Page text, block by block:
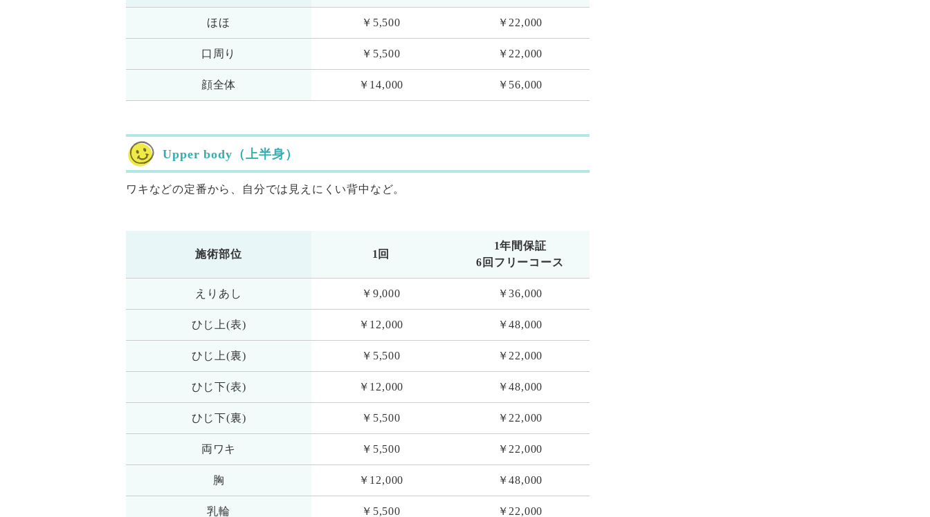
ほほ ￥5,500 ￥22,000
口周り ￥5,500 ￥22,000
顔全体 ￥14,000 ￥56,000
Upper body（上半身）
ワキなどの定番から、自分では見えにくい背中など。
施術部位 1回
1年間保証
6回フリーコース
えりあし ￥9,000 ￥36,000
ひじ上(表) ￥12,000 ￥48,000
ひじ上(裏) ￥5,500 ￥22,000
ひじ下(表) ￥12,000 ￥48,000
ひじ下(裏) ￥5,500 ￥22,000
両ワキ ￥5,500 ￥22,000
胸 ￥12,000 ￥48,000
乳輪 ￥5,500 ￥22,000